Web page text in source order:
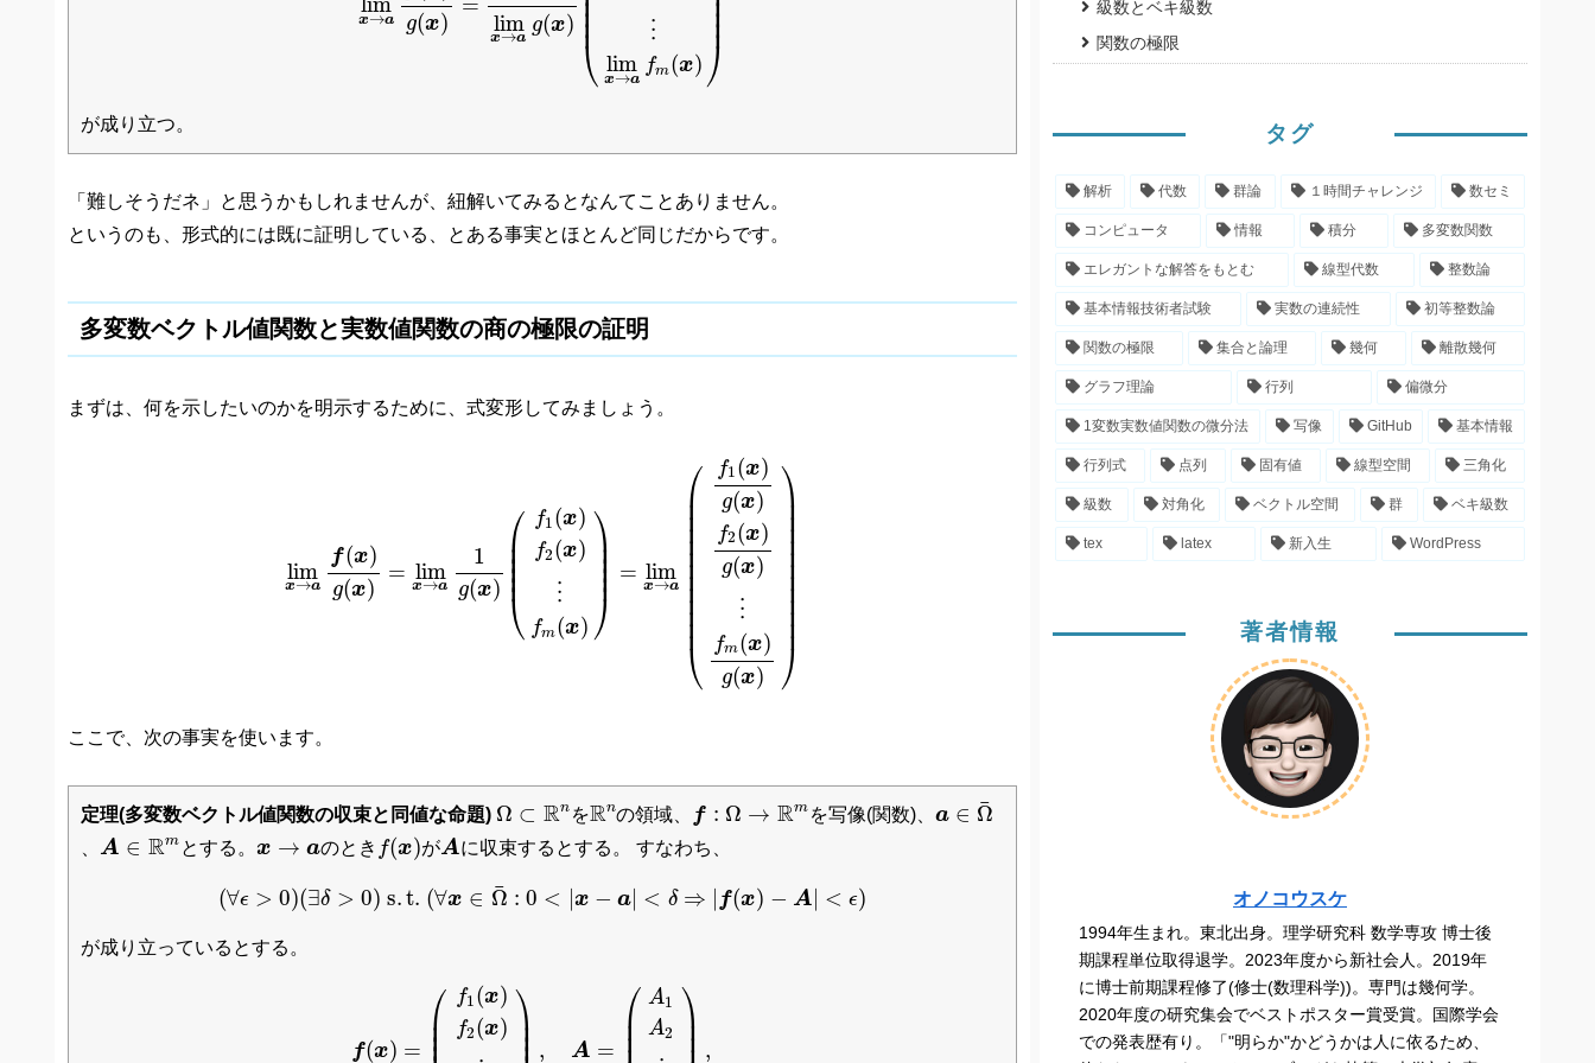
lim
x→a g(x)
=
lim
x→a
g(x) ⎜ ⎜ ⎜⎝
⋮
lim
x→a
fm(x)
⎟ ⎟
⎟
⎠
が成り立つ。
「難しそうだネ」と思うかもしれませんが、紐解いてみるとなんてことありません。
というのも、形式的には既に証明している、とある事実とほとんど同じだからです。
多変数ベクトル値関数と実数値関数の商の極限の証明
まずは、何を示したいのかを明示するために、式変形してみましょう。
lim
x→a
f(x)
g(x)
= lim
x→a
1
g(x)
⎛
⎜ ⎜
⎜ ⎜ ⎜⎝
f1(x)
f2(x)
⋮
fm(x)
⎞
⎟ ⎟
⎟ ⎟
⎟
⎠
= lim
x→a
⎛
⎜
⎜ ⎜ ⎜ ⎜ ⎜ ⎜ ⎜ ⎜ ⎜ ⎜ ⎜⎝
f1(x)
g(x)
f2(x)
g(x)
⋮
fm(x)
g(x)
⎞
⎟ ⎟
⎟ ⎟ ⎟ ⎟ ⎟ ⎟ ⎟ ⎟ ⎟ ⎟
⎠
x ) lim (x)g(x))
ここで、次の事実を使います。
定理(多変数ベクトル値関数の収束と同値な命題) Ω ⊂ Rn
Ω ⊂Rn をRn
Rnの領域、 f : Ω → Rm
:Ω → m を写像(関数)、 a ∈ ¯
Ω
Ω¯
A ∈ Rm
A ∈Rm とする。 x → a
x→ a のとき f(x)
(x がA
A に収束するとする。 すなわち、
(∀ϵ > 0)(∃δ > 0) s.t. (∀x ∈ ¯
Ω : 0 < x − a < δ ⇒ f(x) − A < ϵ)
(∀ ϵ> (∃ >0 s x Ω 0< |< ⇒ ) −A <
が成り立っているとする。
f(x) =
⎛
⎜ ⎜
f1(x)
f2(x) ⎞
⎟ ⎟ , A =
⎛
⎜
⎜
A1
A2 ⎞
⎟ ⎟ ,
) 2( x ⋮f 1 A2 ⋮
級数とベキ級数
関数の極限
タグ
解析 代数 群論 １時間チャレンジ 数セミ
コンピュータ 情報 積分 多変数関数
エレガントな解答をもとむ 線型代数 整数論
基本情報技術者試験 実数の連続性 初等整数論
関数の極限 集合と論理 幾何 離散幾何
グラフ理論 行列 偏微分
1変数実数値関数の微分法 写像 GitHub 基本情報
行列式 点列 固有値 線型空間 三角化
級数 対角化 ベクトル空間 群 ベキ級数
tex latex 新入生 WordPress
著者情報
オノコウスケ
1994年生まれ。東北出身。理学研究科 数学専攻 博士後
期課程単位取得退学。2023年度から新社会人。2019年
に博士前期課程修了(修士(数理科学))。専門は幾何学。
2020年度の研究集会でベストポスター賞受賞。国際学会
での発表歴有り。「"明らか"かどうかは人に依るため、